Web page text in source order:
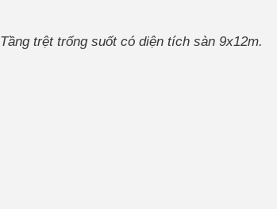
Tầng trệt trống suốt có diện tích sàn 9x12m.